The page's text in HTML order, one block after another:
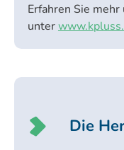
Erfahren Sie mehr
unter
Die